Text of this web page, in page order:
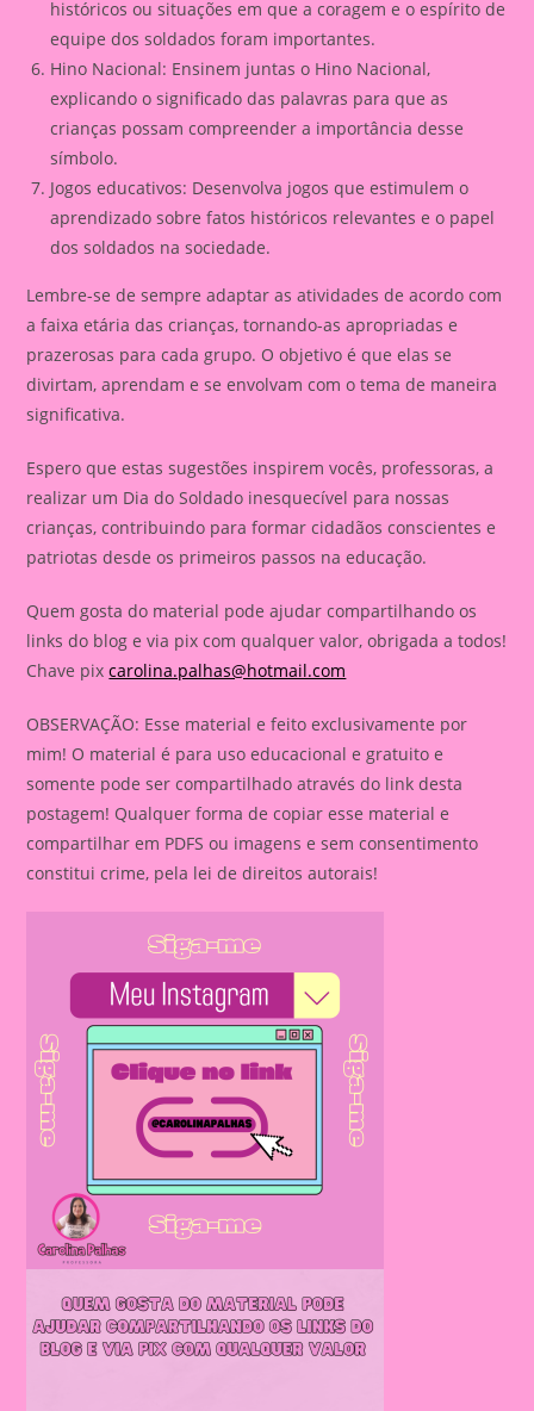
históricos ou situações em que a coragem e o espírito de
equipe dos soldados foram importantes.
Hino Nacional: Ensinem juntas o Hino Nacional,
explicando o significado das palavras para que as
crianças possam compreender a importância desse
símbolo.
Jogos educativos: Desenvolva jogos que estimulem o
aprendizado sobre fatos históricos relevantes e o papel
dos soldados na sociedade.
Lembre-se de sempre adaptar as atividades de acordo com
a faixa etária das crianças, tornando-as apropriadas e
prazerosas para cada grupo. O objetivo é que elas se
divirtam, aprendam e se envolvam com o tema de maneira
significativa.
Espero que estas sugestões inspirem vocês, professoras, a
realizar um Dia do Soldado inesquecível para nossas
crianças, contribuindo para formar cidadãos conscientes e
patriotas desde os primeiros passos na educação.
Quem gosta do material pode ajudar compartilhando os
links do blog e via pix com qualquer valor, obrigada a todos!
Chave pixcarolina.palhas@hotmail.com
OBSERVAÇÃO: Esse material e feito exclusivamente por
mim! O material é para uso educacional e gratuito e
somente pode ser compartilhado através do link desta
postagem! Qualquer forma de copiar esse material e
compartilhar em PDFS ou imagens e sem consentimento
constitui crime, pela lei de direitos autorais!